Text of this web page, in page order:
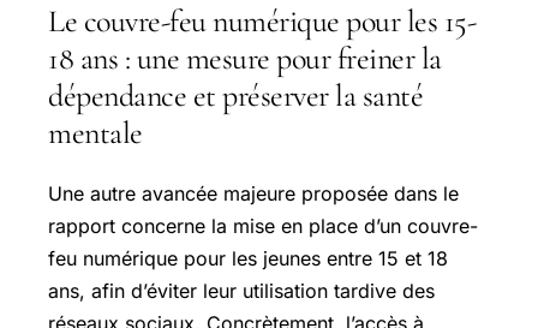
Le couvre-feu numérique pour les 15-
18 ans : une mesure pour freiner la
dépendance et préserver la santé
mentale
Une autre avancée majeure proposée dans le
rapport concerne la mise en place d’un couvre-
feu numérique pour les jeunes entre 15 et 18
ans, afin d’éviter leur utilisation tardive des
réseaux sociaux. Concrètement, l’accès à